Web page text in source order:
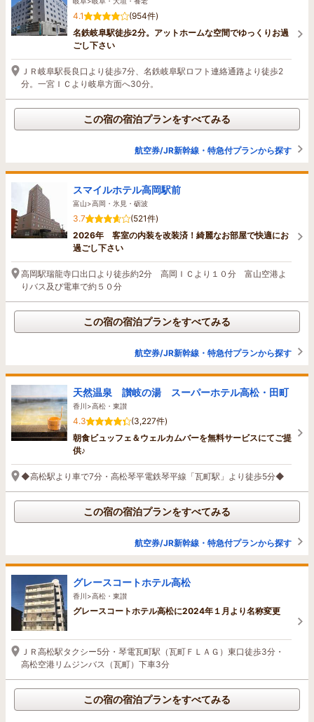
4.1
(954件)
名鉄岐阜駅徒歩2分。アットホームな空間でゆっくりお過
ごし下さい
ＪＲ岐阜駅長良口より徒歩7分、名鉄岐阜駅ロフト連絡通路より徒歩2
分。一宮ＩＣより岐阜方面へ30分。
この宿の宿泊プランをすべてみる
航空券/JR新幹線・特急付プランから探す
スマイルホテル高岡駅前
富山>高岡・氷見・砺波
3.7
(521件)
2026年 客室の内装を改装済！綺麗なお部屋で快適にお
過ごし下さい
高岡駅瑞龍寺口出口より徒歩約2分 高岡ＩＣより１０分 富山空港よ
りバス及び電車で約５０分
この宿の宿泊プランをすべてみる
航空券/JR新幹線・特急付プランから探す
天然温泉 讃岐の湯 スーパーホテル高松・田町
香川>高松・東讃
4.3
(3,227件)
朝食ビュッフェ＆ウェルカムバーを無料サービスにてご提
供♪
◆高松駅より車で7分・高松琴平電鉄琴平線「瓦町駅」より徒歩5分◆
この宿の宿泊プランをすべてみる
航空券/JR新幹線・特急付プランから探す
グレースコートホテル高松
香川>高松・東讃
グレースコートホテル高松に2024年１月より名称変更
ＪＲ高松駅タクシー5分・琴電瓦町駅（瓦町ＦＬＡＧ）東口徒歩3分・
高松空港リムジンバス（瓦町）下車3分
この宿の宿泊プランをすべてみる